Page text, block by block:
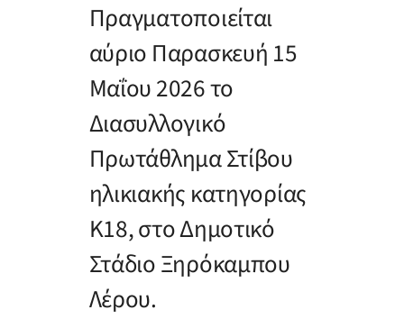
Πραγματοποιείται
αύριο Παρασκευή 15
Μαΐου 2026 το
Διασυλλογικό
Πρωτάθλημα Στίβου
ηλικιακής κατηγορίας
Κ18, στο Δημοτικό
Στάδιο Ξηρόκαμπου
Λέρου.